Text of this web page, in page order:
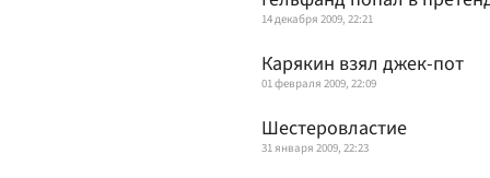
14 декабря 2009, 22:21
Карякин взял джек-пот
01 февраля 2009, 22:09
Шестеровластие
31 января 2009, 22:23